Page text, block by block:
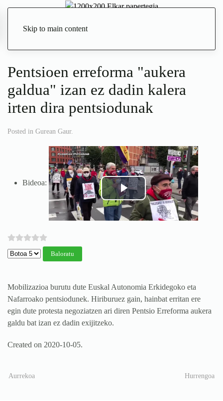
Skip to main content
Pentsioen erreforma "aukera
galdua" izan ez dadin kalera
irten dira pentsiodunak
Posted in Gurean Gaur.
Bideoa:
Mesedez, Baloratu
Mobilizazioa burutu dute Euskal Autonomia Erkidegoko eta
Nafarroako pentsiodunek. Hiriburuez gain, hainbat erritan ere
egin dute protesta negoziatzen ari diren Pentsio Erreforma aukera
galdu bat izan ez dadin exijitzeko.
Created on 2020-10-05.
Aurrekoa Hurrengoa